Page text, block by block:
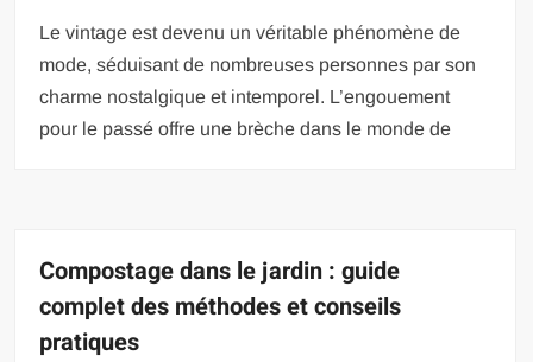
Le vintage est devenu un véritable phénomène de
mode, séduisant de nombreuses personnes par son
charme nostalgique et intemporel. L’engouement
pour le passé offre une brèche dans le monde de
Compostage dans le jardin : guide
complet des méthodes et conseils
pratiques